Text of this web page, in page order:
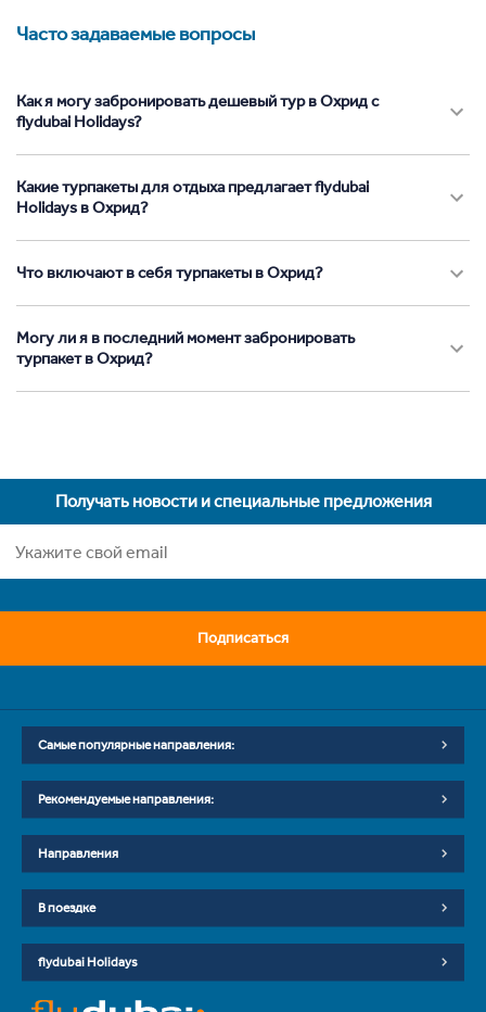
Часто задаваемые вопросы
Как я могу забронировать дешевый тур в Охрид с
flydubai Holidays?
Какие турпакеты для отдыха предлагает flydubai
Holidays в Охрид?
Что включают в себя турпакеты в Охрид?
Могу ли я в последний момент забронировать
турпакет в Охрид?
Получать новости и специальные предложения
Подписаться
Самые популярные направления:
Рекомендуемые направления:
Направления
В поездке
flydubai Holidays